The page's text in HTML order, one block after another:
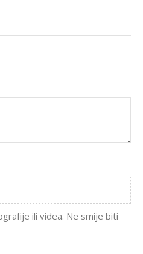
ili videa. Ne smije biti